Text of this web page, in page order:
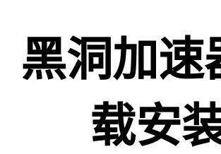
黑洞加速
载安